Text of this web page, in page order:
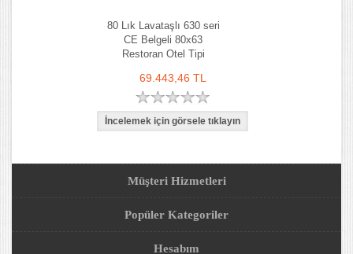
80 Lık Lavataşlı 630 seri
CE Belgeli 80x63
Restoran Otel Tipi
69.443,46 TL
Müşteri Hizmetleri
Popüler Kategoriler
Hesabım